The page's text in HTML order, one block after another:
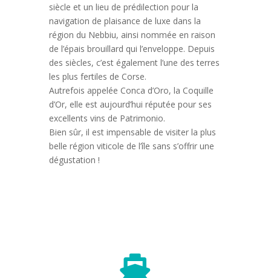
siècle et un lieu de prédilection pour la
navigation de plaisance de luxe dans la
région du Nebbiu, ainsi nommée en raison
de l’épais brouillard qui l’enveloppe. Depuis
des siècles, c’est également l’une des terres
les plus fertiles de Corse.
Autrefois appelée Conca d’Oro, la Coquille
d’Or, elle est aujourd’hui réputée pour ses
excellents vins de Patrimonio.
Bien sûr, il est impensable de visiter la plus
belle région viticole de l’île sans s’offrir une
dégustation !
